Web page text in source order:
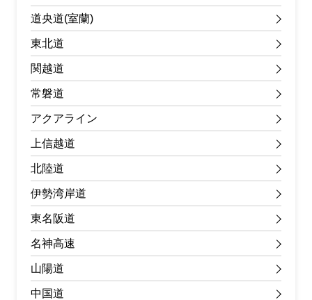
道央道(室蘭)
東北道
関越道
常磐道
アクアライン
上信越道
北陸道
伊勢湾岸道
東名阪道
名神高速
山陽道
中国道